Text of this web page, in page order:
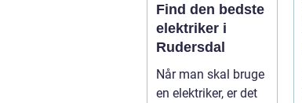
Find den bedste
elektriker i
Rudersdal
Når man skal bruge
en elektriker, er det